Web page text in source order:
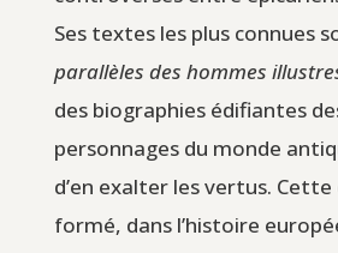
Ses textes les plus connues
parallèles des hommes
des biographies édifiantes
personnages du monde
d’en exalter les vertus.
formé, dans l’histoire